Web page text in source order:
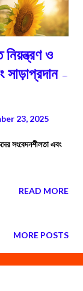
ও
সাড়াপ্রদান -
23, 2025
সংবেদনশীলতা এবং
READ MORE
MORE POSTS